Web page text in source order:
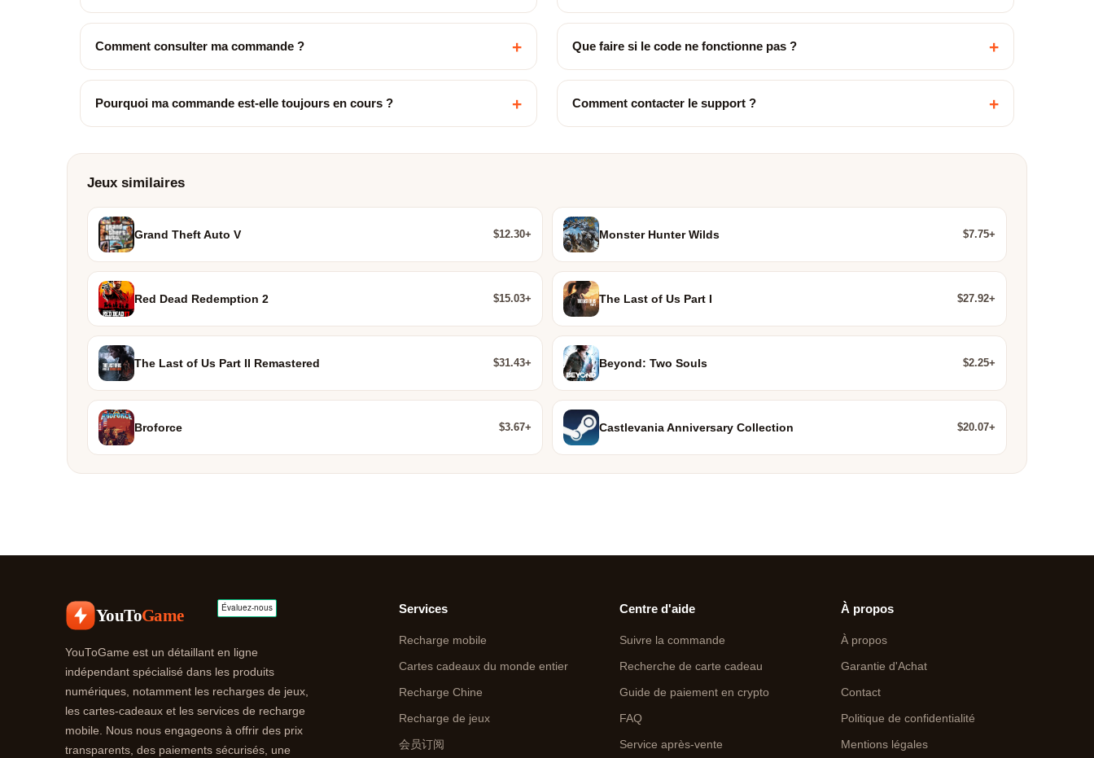
Comment consulter ma commande ? + Que faire si le code ne fonctionne pas ? +
Pourquoi ma commande est-elle toujours en cours ? + Comment contacter le support ? +
Jeux similaires
Grand Theft Auto V $12.30+ Monster Hunter Wilds $7.75+
Red Dead Redemption 2 $15.03+ The Last of Us Part I $27.92+
The Last of Us Part II Remastered $31.43+ Beyond: Two Souls $2.25+
Broforce $3.67+ Castlevania Anniversary Collection $20.07+
YouToGame
YouToGame est un détaillant en ligne
indépendant spécialisé dans les produits
numériques, notamment les recharges de jeux,
les cartes-cadeaux et les services de recharge
mobile. Nous nous engageons à offrir des prix
transparents, des paiements sécurisés, une
Services
Recharge mobile
Cartes cadeaux du monde entier
Recharge Chine
Recharge de jeux
会员订阅
Centre d'aide
Suivre la commande
Recherche de carte cadeau
Guide de paiement en crypto
FAQ
Service après-vente
À propos
À propos
Garantie d'Achat
Contact
Politique de confidentialité
Mentions légales